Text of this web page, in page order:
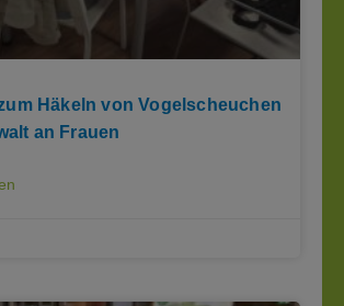
Häkeln von Vogelscheuchen
an Frauen